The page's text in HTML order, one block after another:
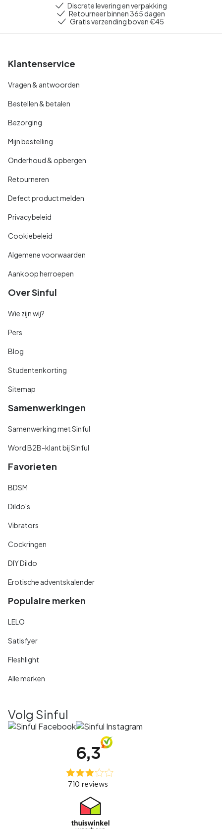
Discrete levering en verpakking
Retourneer binnen 365 dagen
Gratis verzending boven €45
Klantenservice
Vragen & antwoorden
Bestellen & betalen
Bezorging
Mijn bestelling
Onderhoud & opbergen
Retourneren
Defect product melden
Privacybeleid
Cookiebeleid
Algemene voorwaarden
Aankoop herroepen
Over Sinful
Wie zijn wij?
Pers
Blog
Studentenkorting
Sitemap
Samenwerkingen
Samenwerking met Sinful
Word B2B-klant bij Sinful
Favorieten
BDSM
Dildo's
Vibrators
Cockringen
DIY Dildo
Erotische adventskalender
Populaire merken
LELO
Satisfyer
Fleshlight
Alle merken
Volg Sinful